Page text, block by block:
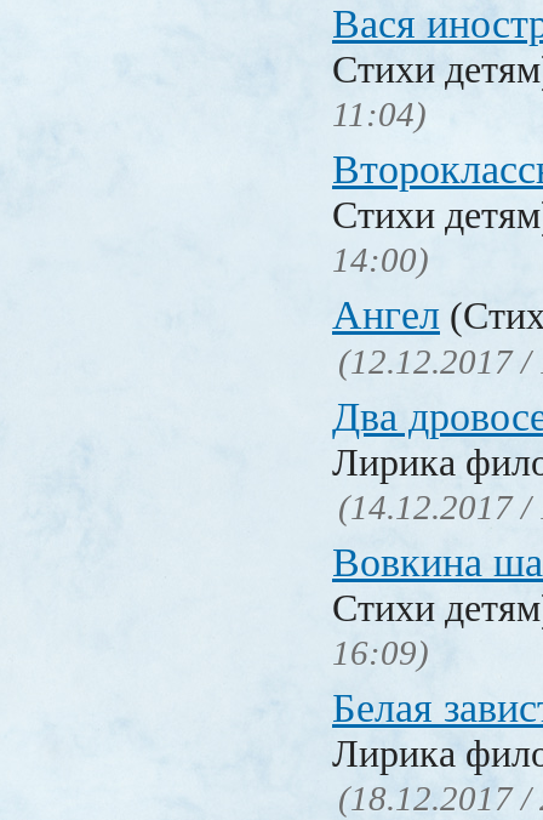
Вася
Стихи
11:04)
Стихи
14:00)
Ангел
(12.12.2017 /
Два
Лирика
(14.12.2017 /
Вовкина
Стихи
16:09)
Белая
Лирика
(18.12.2017 /